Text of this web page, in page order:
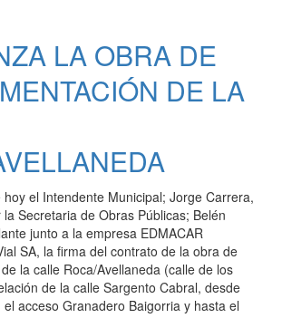
LA OBRA DE
DE LA
el Intendente Municipal; Jorge Carrera,
Secretaria de Obras Públicas; Belén
junto a la empresa EDMACAR
SA, la firma del contrato de la obra de
la calle Roca/Avellaneda (calle de los
de la calle Sargento Cabral, desde
acceso Granadero Baigorria y hasta el